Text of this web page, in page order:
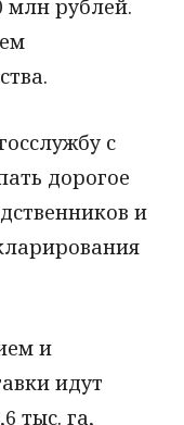
млн рублей.
с
дорогое
и
и
идут
тыс. га,